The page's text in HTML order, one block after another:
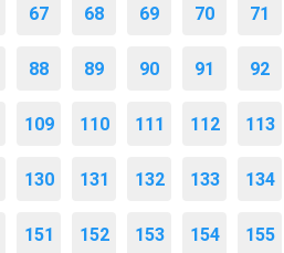
67 68 69 70 71
88 89 90 91 92
109 110 111 112 113
130 131 132 133 134
151 152 153 154 155